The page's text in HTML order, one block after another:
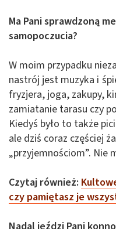
Ma Pani sprawdzoną
samopoczucia?
W moim przypadku
nastrój jest muzyka i
fryzjera, joga, zakupy,
zamiatanie tarasu czy
Kiedyś było to także
ale dziś coraz częściej
„przyjemnościom”. Nie
Czytaj również:
czy pamiętasz je